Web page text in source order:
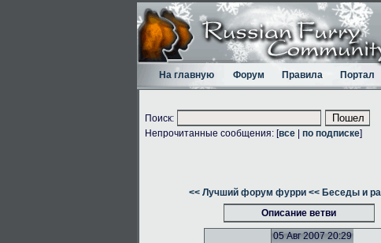
На главную Форум Правила Портал
Поиск:
Непрочитанные сообщения: [все по подписке]
<< Лучший форум фурри << Беседы и
Описание ветви
05 Авг 2007 20:29